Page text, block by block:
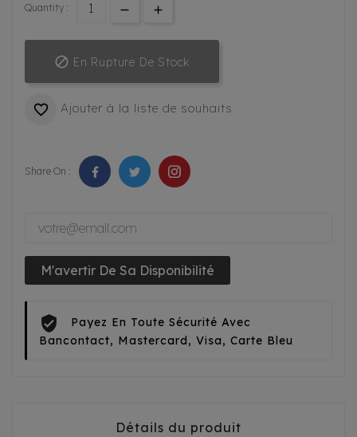
Quantity :
 En Rupture De Stock
 Ajouter à la liste de souhaits
Share On :
M'avertir De Sa Disponibilité
Payez En Toute Sécurité Avec
Bancontact, Mastercard, Visa, Carte Bleu
Détails du produit